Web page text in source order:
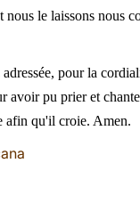
le laissons nous
pour la
avoir pu prier et
afin qu'il croie. Amen.